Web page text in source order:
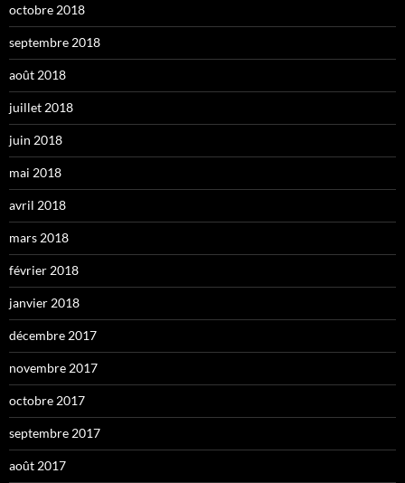
octobre 2018
septembre 2018
août 2018
juillet 2018
juin 2018
mai 2018
avril 2018
mars 2018
février 2018
janvier 2018
décembre 2017
novembre 2017
octobre 2017
septembre 2017
août 2017